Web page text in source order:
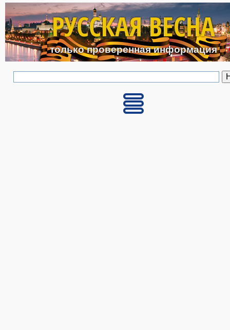
Перейти к основному
РУССКАЯ ВЕСНА
только проверенная информация